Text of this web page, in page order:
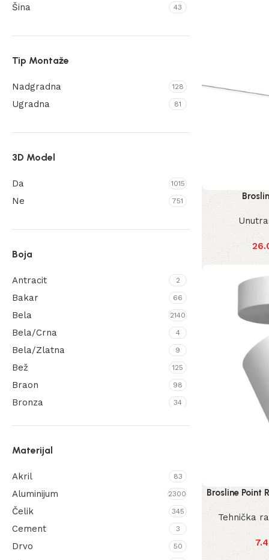
Šina 43
Tip Montaže
Nadgradna 128
Ugradna 81
3D Model
Da 1015
Ne 751
Boja
Antracit 2
Bakar 66
Bela 2140
Bela/Crna 4
Bela/Zlatna 9
Bež 125
Braon 98
Bronza 34
Crna/Bronza
Crna/Zlatna 24
Crvena 53
Hrom 45
Kesten 7
Krem 19
Materijal
Akril 83
Aluminijum 2300
Čelik 345
Cement 3
Drvo 50
Brosline Point
Tehnička